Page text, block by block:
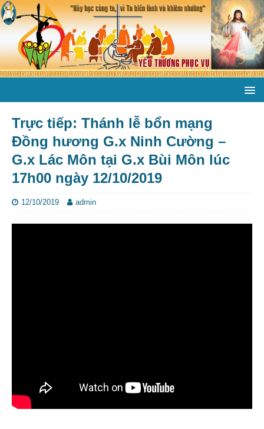
Trực tiếp: Thánh lễ bổn mạng
Đồng hương G.x Ninh Cường –
G.x Lác Môn tại G.x Bùi Môn lúc
17h00 ngày 12/10/2019
12/10/2019 admin